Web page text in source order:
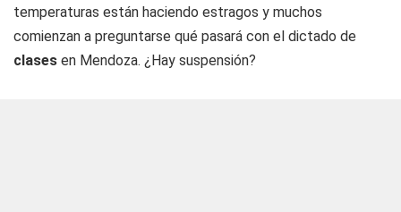
temperaturas están haciendo estragos y muchos
comienzan a preguntarse qué pasará con el dictado de
clases en Mendoza. ¿Hay suspensión?